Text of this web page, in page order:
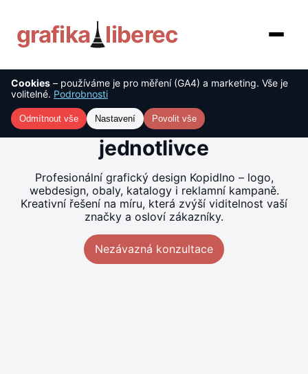
grafika liberec
O nás
Služby
Reference
Cookies – používáme je pro měření (GA4) a marketing. Vše je
volitelné. Podrobnosti
Odmítnout vše Nastavení Povolit vše
Tvorba grafiky Kopidlno –
kreativní řešení pro firmy i
jednotlivce
Profesionální grafický design Kopidlno – logo,
webdesign, obaly, katalogy i reklamní kampaně.
Kreativní řešení na míru, která zvýší viditelnost vaší
značky a osloví zákazníky.
Nezávazná konzultace